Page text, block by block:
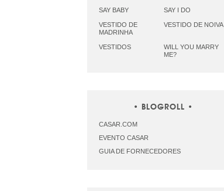
SAY BABY SAY I DO
VESTIDO DE
MADRINHA
VESTIDO DE NOIVA
VESTIDOS
WILL YOU MARRY
ME?
BLOGROLL
CASAR.COM
EVENTO CASAR
GUIA DE FORNECEDORES